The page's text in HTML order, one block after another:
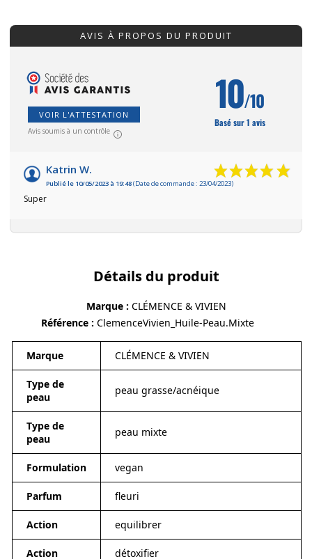
AVIS À PROPOS DU PRODUIT
VOIR L'ATTESTATION
Avis soumis à un contrôle
10/10
Basé sur 1 avis
Katrin W.
Publié le 10/05/2023 à 19:48(Date de commande : 23/04/2023)
Super
Détails du produit
Marque
CLÉMENCE & VIVIEN
Référence
ClemenceVivien_Huile-Peau.Mixte
Marque CLÉMENCE & VIVIEN
Type de
peau
peau grasse/acnéique
Type de
peau
peau mixte
Formulation vegan
Parfum fleuri
Action equilibrer
Action détoxifier